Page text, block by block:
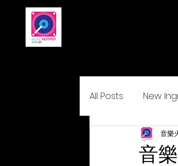
All Posts New
音
音樂